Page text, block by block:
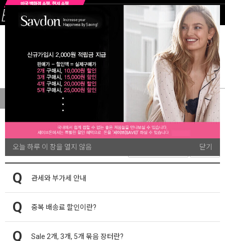
오늘 하루 이 창을 열지 않음 닫기
여성속옷 섹시란제리 여성잠옷&가운 빅사이즈여
FAQ
검색
관세와 부가세 안내
중복 배송료 할인이란?
Sale 2개, 3개, 5개 묶음 장터란?